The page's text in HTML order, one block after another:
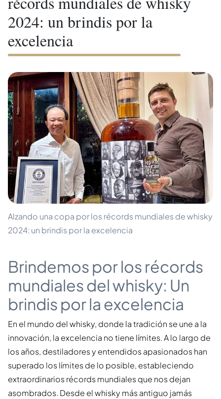
2024: un brindis por la
excelencia
Alzando una copa por los récords mundiales de whisky
2024: un brindis por la excelencia
Brindemos por los récords
mundiales del whisky: Un
brindis por la excelencia
En el mundo del whisky, donde la tradición se une a la
innovación, la excelencia no tiene límites. A lo largo de
los años, destiladores y entendidos apasionados han
superado los límites de lo posible, estableciendo
extraordinarios récords mundiales que nos dejan
asombrados. Desde el whisky más antiguo jamás